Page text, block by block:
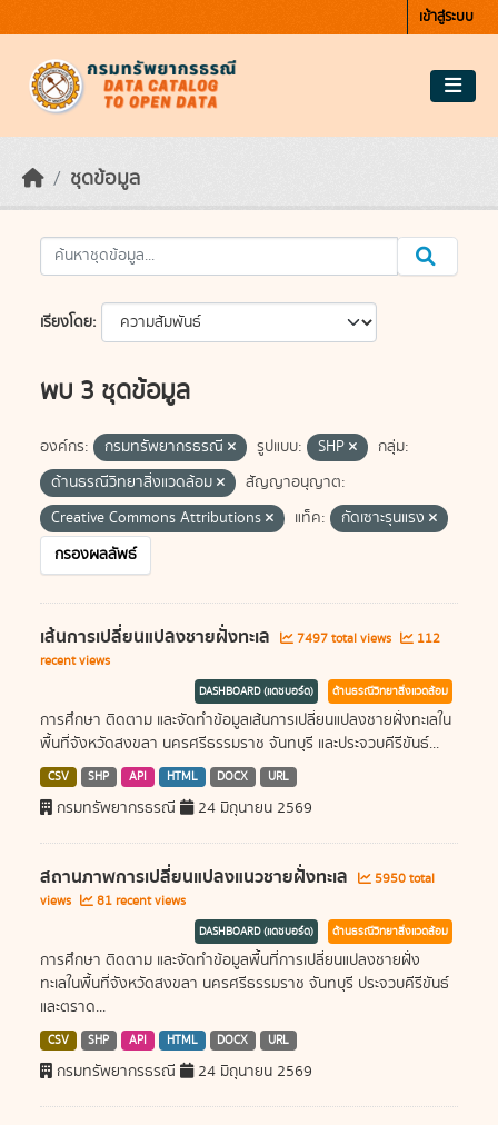
เข้าสู่ระบบ
ชุดข้อมูล
เรียงโดย
พบ 3 ชุดข้อมูล
องค์กร: กรมทรัพยากรธรณี รูปแบบ: SHP
กลุ่ม:
ด้านธรณีวิทยาสิ่งแวดล้อม
สัญญาอนุญาต:
Creative Commons Attributions
แท็ค:
กัดเซาะรุนแรง
กรองผลลัพธ์
เส้นการเปลี่ยนแปลงชายฝั่งทะเล 7497 total views
112
recent views
DASHBOARD (แดชบอร์ด) ด้านธรณีวิทยาสิ่งแวดล้อม
การศึกษา ติดตาม และจัดทำข้อมูลเส้นการเปลี่ยนแปลงชายฝั่งทะเลใน
พื้นที่จังหวัดสงขลา นครศรีธรรมราช จันทบุรี และประจวบคีรีขันธ์...
CSV SHP API HTML DOCX URL
กรมทรัพยากรธรณี 24 มิถุนายน 2569
สถานภาพการเปลี่ยนแปลงแนวชายฝั่งทะเล
5950 total
views
81 recent views
DASHBOARD (แดชบอร์ด) ด้านธรณีวิทยาสิ่งแวดล้อม
การศึกษา ติดตาม และจัดทำข้อมูลพื้นที่การเปลี่ยนแปลงชายฝั่ง
ทะเลในพื้นที่จังหวัดสงขลา นครศรีธรรมราช จันทบุรี ประจวบคีรีขันธ์
และตราด...
CSV SHP API HTML DOCX URL
กรมทรัพยากรธรณี 24 มิถุนายน 2569